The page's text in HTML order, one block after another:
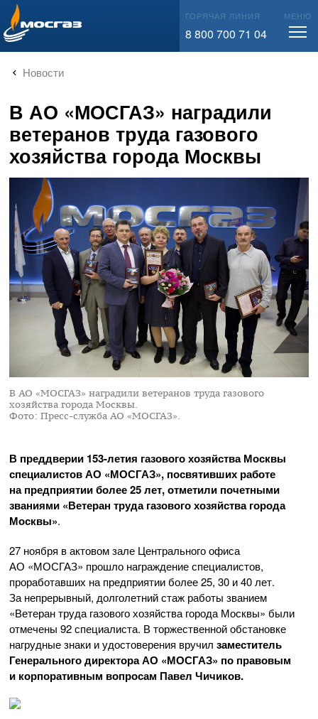
info@mos-gaz.ru ГОРЯЧАЯ ЛИНИЯ
8 800 700 71 04
МЕНЮ
Новости
В АО «МОСГАЗ» наградили
ветеранов труда газового
хозяйства города Москвы
В АО «МОСГАЗ» наградили ветеранов труда газового
хозяйства города Москвы.
Фото: Пресс-служба АО «МОСГАЗ».
В преддверии 153-летия газового хозяйства Москвы
специалистовАО «МОСГАЗ», посвятивших работе
на предприятии более 25 лет, отметили почетными
званиями «Ветеран труда газового хозяйства города
Москвы».
27 ноября в актовом зале Центрального офиса
АО «МОСГАЗ» прошло награждение специалистов,
проработавших на предприятии более 25, 30 и 40 лет.
За непрерывный, долголетний стаж работы званием
«Ветеран труда газового хозяйства города Москвы» были
отмечены 92 специалиста. В торжественной обстановке
нагрудные знаки и удостоверения вручил заместитель
Генерального директораАО «МОСГАЗ» по правовым
и корпоративным вопросам Павел Чичиков.